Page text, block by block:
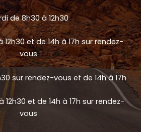
de 8h30 à 12h30
et de 14h à 17h sur rendez-
vous
sur rendez-vous et de 14h à 17h
12h30 et de 14h à 17h sur rendez-
vous